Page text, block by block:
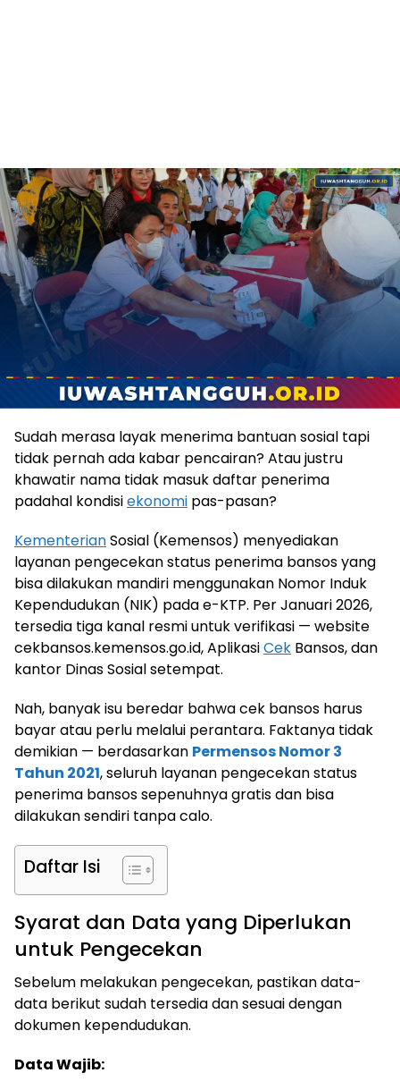
Sudah merasa layak menerima bantuan sosial tapi
tidak pernah ada kabar pencairan? Atau justru
khawatir nama tidak masuk daftar penerima
padahal kondisiekonomi pas-pasan?
KementerianSosial (Kemensos) menyediakan
layanan pengecekan status penerima bansos yang
bisa dilakukan mandiri menggunakan Nomor Induk
Kependudukan (NIK) pada e-KTP. Per Januari 2026,
tersedia tiga kanal resmi untuk verifikasi — website
cekbansos.kemensos.go.id, AplikasiCek Bansos, dan
kantor Dinas Sosial setempat.
Nah, banyak isu beredar bahwa cek bansos harus
bayar atau perlu melalui perantara. Faktanya tidak
demikian — berdasarkan Permensos Nomor 3
Tahun 2021, seluruh layanan pengecekan status
penerima bansos sepenuhnya gratis dan bisa
dilakukan sendiri tanpa calo.
Daftar Isi
Syarat dan Data yang Diperlukan
untuk Pengecekan
Sebelum melakukan pengecekan, pastikan data-
data berikut sudah tersedia dan sesuai dengan
dokumen kependudukan.
Data Wajib: